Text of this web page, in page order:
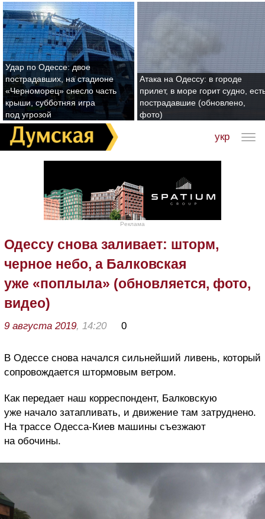
Удар по Одессе: двое
пострадавших, на стадионе
«Черноморец» снесло часть
крыши, субботняя игра
под угрозой
Атака на Одессу: в городе
прилет, в море горит судно,
пострадавшие (обновлено,
фото)
укр
Реклама
Одессу снова заливает: шторм,
черное небо, а Балковская
уже «поплыла» (обновляется, фото,
видео)
9 августа 2019, 14:20 0
В Одессе снова начался сильнейший ливень, который
сопровождается штормовым ветром.
Как передает наш корреспондент, Балковскую
уже начало затапливать, и движение там затруднено.
На трассе Одесса-Киев машины съезжают
на обочины.